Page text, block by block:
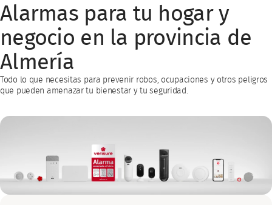
Alarmas para tu hogar y
negocio en la provincia de
Almería
Todo lo que necesitas para prevenir robos, ocupaciones y otros peligros
que pueden amenazar tu bienestar y tu seguridad.